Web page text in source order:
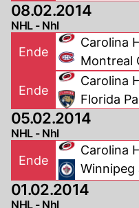
08.02.2014
NHL - Nhl
Ende
Carolina
Montreal
Ende
Carolina
Florida
05.02.2014
NHL - Nhl
Ende
Carolina
Winnipeg
01.02.2014
NHL - Nhl